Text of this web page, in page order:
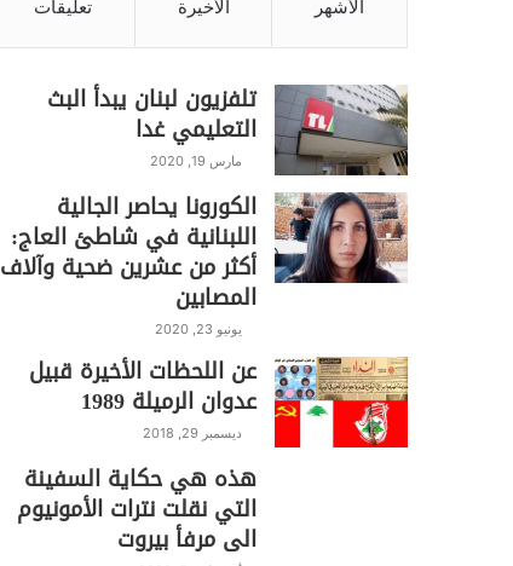
الأشهر الأخيرة تعليقات
تلفزيون لبنان يبدأ البث
التعليمي غدا
مارس 19, 2020
الكورونا يحاصر الجالية
اللبنانية في شاطئ العاج:
أكثر من عشرين ضحية وآلاف
المصابين
يونيو 23, 2020
عن اللحظات الأخيرة قبيل
عدوان الرميلة 1989
ديسمبر 29, 2018
هذه هي حكاية السفينة
التي نقلت نترات الأمونيوم
الى مرفأ بيروت